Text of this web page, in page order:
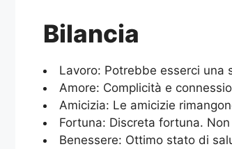
Bilancia
Lavoro: Potrebbe esserci una
Amore: Complicità e
Amicizia: Le amicizie
Fortuna: Discreta fortuna.
Benessere: Ottimo stato di